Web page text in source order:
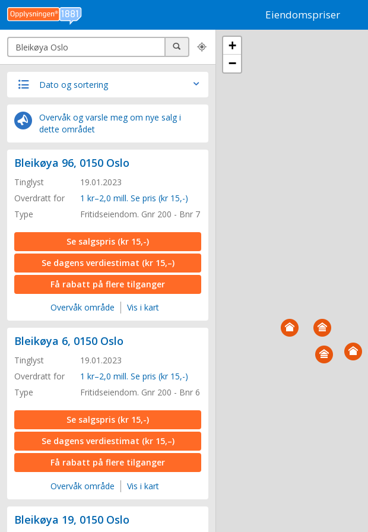
Eiendomspriser
Søk
Dato og sortering
Overvåk og varsle meg om nye salg i
dette området
Bleikøya 96, 0150 Oslo
Tinglyst
19.01.2023
Overdratt for
1 kr–2,0 mill. Se pris (kr 15,-)
Type
Fritidseiendom. Gnr 200 - Bnr 7
Se salgspris (kr 15,-)
Se dagens verdiestimat (kr 15,–)
Få rabatt på flere tilganger
Overvåk område Vis i kart
Bleikøya 6, 0150 Oslo
Tinglyst
19.01.2023
Overdratt for
1 kr–2,0 mill. Se pris (kr 15,-)
Type
Fritidseiendom. Gnr 200 - Bnr 6
Se salgspris (kr 15,-)
Se dagens verdiestimat (kr 15,–)
Få rabatt på flere tilganger
Overvåk område Vis i kart
Bleikøya 19, 0150 Oslo
+
−